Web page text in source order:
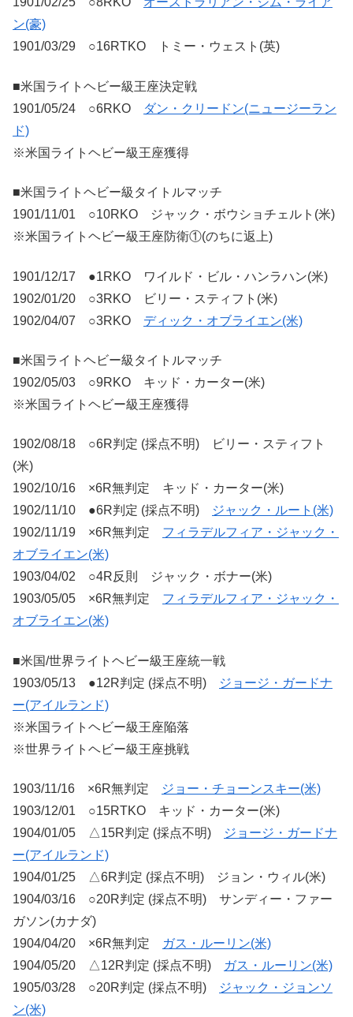
ン(豪)
1901/03/29 ○16RTKO トミー・ウェスト(英)
■米国ライトヘビー級王座決定戦
1901/05/24 ○6RKO
ダン・クリードン(ニュージーラン
ド)
※米国ライトヘビー級王座獲得
■米国ライトヘビー級タイトルマッチ
1901/11/01 ○10RKO ジャック・ボウショチェルト(米)
※米国ライトヘビー級王座防衛①(のちに返上)
1901/12/17 ●1RKO ワイルド・ビル・ハンラハン(米)
1902/01/20 ○3RKO ビリー・スティフト(米)
1902/04/07 ○3RKO ディック・オブライエン(米)
■米国ライトヘビー級タイトルマッチ
1902/05/03 ○9RKO キッド・カーター(米)
※米国ライトヘビー級王座獲得
1902/08/18 ○6R判定 (採点不明) ビリー・スティフト
(米)
1902/10/16 ×6R無判定 キッド・カーター(米)
1902/11/10 ●6R判定 (採点不明)
ジャック・ルート(米)
1902/11/19 ×6R無判定 フィラデルフィア・ジャック・
オブライエン(米)
1903/04/02 ○4R反則 ジャック・ボナー(米)
1903/05/05 ×6R無判定 フィラデルフィア・ジャック・
オブライエン(米)
■米国/世界ライトヘビー級王座統一戦
1903/05/13 ●12R判定 (採点不明)
ジョージ・ガードナ
ー(アイルランド)
※米国ライトヘビー級王座陥落
※世界ライトヘビー級王座挑戦
1903/11/16 ×6R無判定
ジョー・チョーンスキー(米)
1903/12/01 ○15RTKO キッド・カーター(米)
1904/01/05 △15R判定 (採点不明)
ジョージ・ガードナ
ー(アイルランド)
1904/01/25 △6R判定 (採点不明) ジョン・ウィル(米)
1904/03/16 ○20R判定 (採点不明) サンディー・ファー
ガソン(カナダ)
1904/04/20 ×6R無判定
ガス・ルーリン(米)
1904/05/20 △12R判定 (採点不明)
ガス・ルーリン(米)
1905/03/28 ○20R判定 (採点不明)
ジャック・ジョンソ
ン(米)